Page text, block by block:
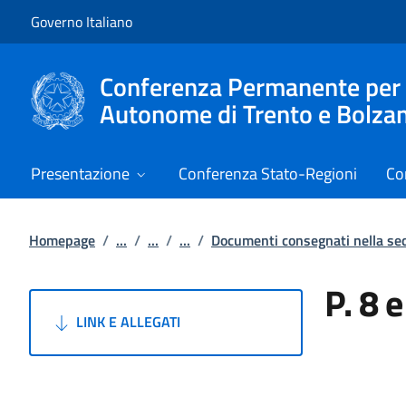
Governo Italiano
Conferenza Permanente
Autonome di Trento e
Presentazione Conferenza Stato-Regioni
Homepage / ... / ... / ... / Documenti consegnati nella
LINK E ALLEGATI P. 8